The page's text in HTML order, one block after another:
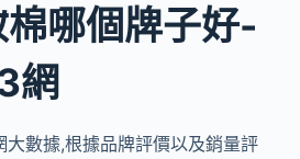
哪個牌子好-
網
數據,根據品牌評價以及銷量評